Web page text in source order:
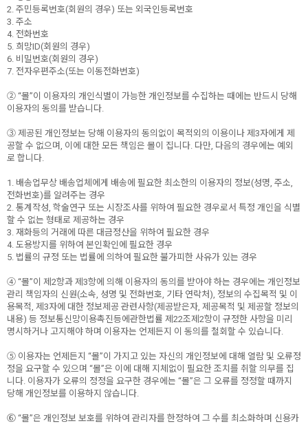
2. 주민등록번호(회원의 경우) 또는 외국인등록번호
3. 주소
4. 전화번호
5. 희망ID(회원의 경우)
6. 비밀번호(회원의 경우)
7. 전자우편주소(또는 이동전화번호)
② “몰”이 이용자의 개인식별이 가능한 개인정보를 수집하는 때에는 반드시 당해
이용자의 동의를 받습니다.
③ 제공된 개인정보는 당해 이용자의 동의없이 목적외의 이용이나 제3자에게 제
공할 수 없으며, 이에 대한 모든 책임은 몰이 집니다. 다만, 다음의 경우에는 예외
로 합니다.
1. 배송업무상 배송업체에게 배송에 필요한 최소한의 이용자의 정보(성명, 주소,
전화번호)를 알려주는 경우
2. 통계작성, 학술연구 또는 시장조사를 위하여 필요한 경우로서 특정 개인을 식별
할 수 없는 형태로 제공하는 경우
3. 재화등의 거래에 따른 대금정산을 위하여 필요한 경우
4. 도용방지를 위하여 본인확인에 필요한 경우
5. 법률의 규정 또는 법률에 의하여 필요한 불가피한 사유가 있는 경우
④ “몰”이 제2항과 제3항에 의해 이용자의 동의를 받아야 하는 경우에는 개인정보
관리 책임자의 신원(소속, 성명 및 전화번호, 기타 연락처), 정보의 수집목적 및 이
용목적, 제3자에 대한 정보제공 관련사항(제공받은자, 제공목적 및 제공할 정보의
내용) 등 정보통신망이용촉진등에관한법률 제22조제2항이 규정한 사항을 미리
명시하거나 고지해야 하며 이용자는 언제든지 이 동의를 철회할 수 있습니다.
⑤ 이용자는 언제든지 “몰”이 가지고 있는 자신의 개인정보에 대해 열람 및 오류정
정을 요구할 수 있으며 “몰”은 이에 대해 지체없이 필요한 조치를 취할 의무를 집
니다. 이용자가 오류의 정정을 요구한 경우에는 “몰”은 그 오류를 정정할 때까지
당해 개인정보를 이용하지 않습니다.
⑥ “몰”은 개인정보 보호를 위하여 관리자를 한정하여 그 수를 최소화하며 신용카